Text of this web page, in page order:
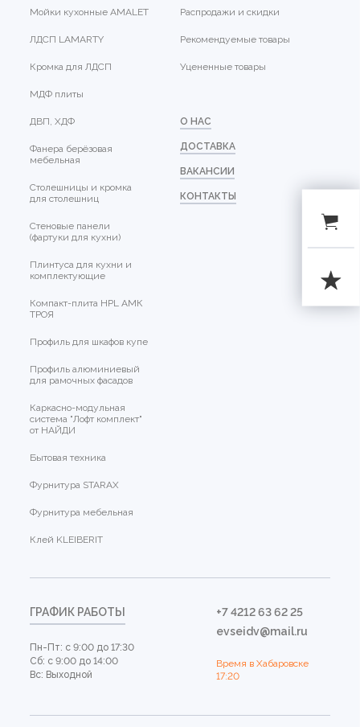
Мойки кухонные AMALET
ЛДСП LAMARTY
Кромка для ЛДСП
МДФ плиты
ДВП, ХДФ
Фанера берёзовая
мебельная
Столешницы и кромка
для столешниц
Стеновые панели
(фартуки для кухни)
Плинтуса для кухни и
комплектующие
Компакт-плита HPL АМК
ТРОЯ
Профиль для шкафов купе
Профиль алюминиевый
для рамочных фасадов
Каркасно-модульная
система "Лофт комплект"
от НАЙДИ
Бытовая техника
Фурнитура STARAX
Фурнитура мебельная
Клей KLEIBERIT
Распродажи и скидки
Рекомендуемые товары
Уцененные товары
О НАС
ДОСТАВКА
ВАКАНСИИ
КОНТАКТЫ
ГРАФИК РАБОТЫ
Пн-Пт: с 9:00 до 17:30
Сб: с 9:00 до 14:00
Вс: Выходной
+7 4212 63 62 25
evseidv@mail.ru
Время в Хабаровске
17:20